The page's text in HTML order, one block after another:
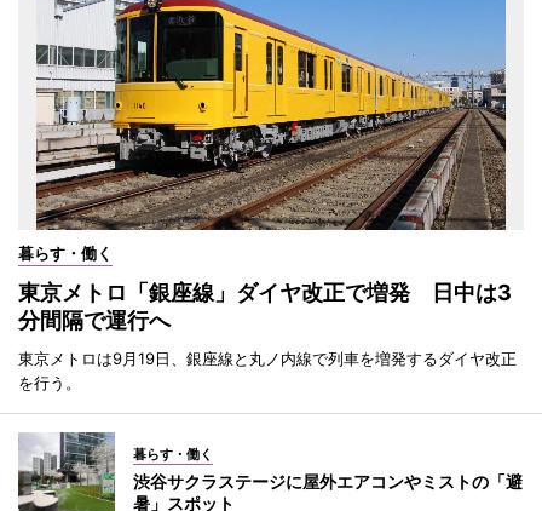
暮らす・働く
東京メトロ「銀座線」ダイヤ改正で増発 日中は3
分間隔で運行へ
東京メトロは9月19日、銀座線と丸ノ内線で列車を増発するダイヤ改正
を行う。
暮らす・働く
渋谷サクラステージに屋外エアコンやミストの「避
暑」スポット